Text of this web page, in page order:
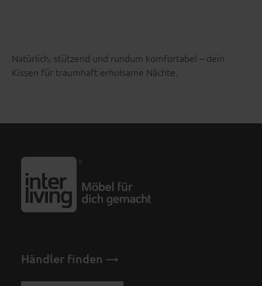
Natürlich, stützend und rundum komfortabel – dein
Kissen für traumhaft erholsame Nächte.
Händler finden